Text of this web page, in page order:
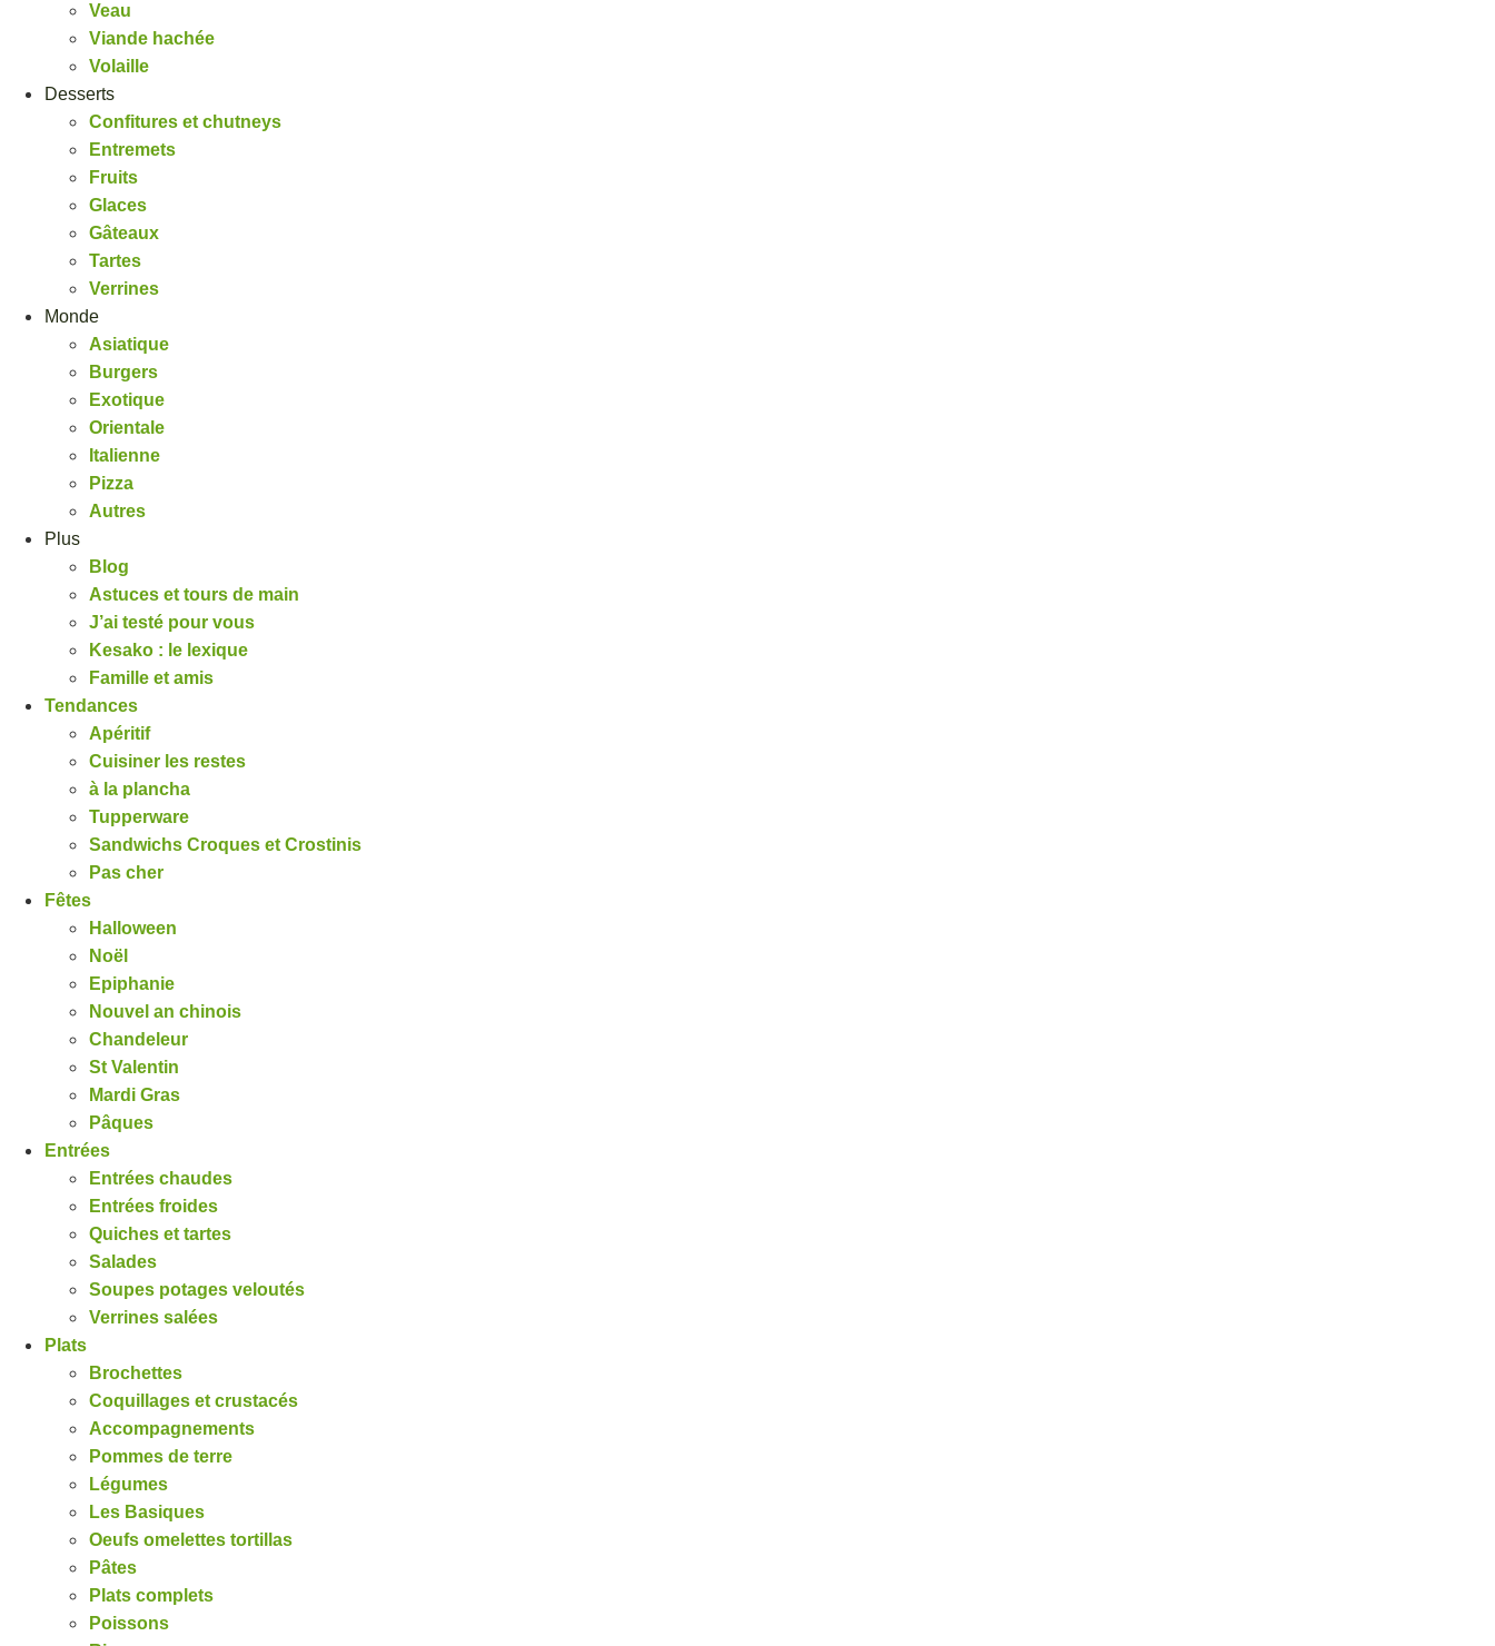
Veau
Viande hachée
Volaille
Desserts
Confitures et chutneys
Entremets
Fruits
Glaces
Gâteaux
Tartes
Verrines
Monde
Asiatique
Burgers
Exotique
Orientale
Italienne
Pizza
Autres
Plus
Blog
Astuces et tours de main
J’ai testé pour vous
Kesako : le lexique
Famille et amis
Tendances
Apéritif
Cuisiner les restes
à la plancha
Tupperware
Sandwichs Croques et Crostinis
Pas cher
Fêtes
Halloween
Noël
Epiphanie
Nouvel an chinois
Chandeleur
St Valentin
Mardi Gras
Pâques
Entrées
Entrées chaudes
Entrées froides
Quiches et tartes
Salades
Soupes potages veloutés
Verrines salées
Plats
Brochettes
Coquillages et crustacés
Accompagnements
Pommes de terre
Légumes
Les Basiques
Oeufs omelettes tortillas
Pâtes
Plats complets
Poissons